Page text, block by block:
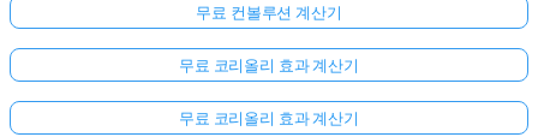
무료 컨볼루션 계산기
무료 코리올리 효과 계산기
무료 코리올리 효과 계산기